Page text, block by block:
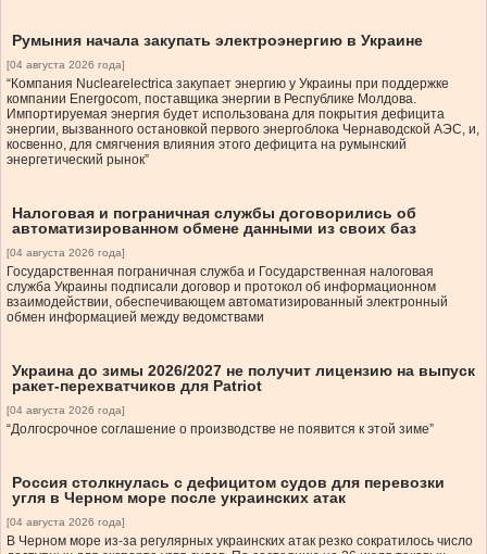
Румыния начала закупать электроэнергию в Украине
[04 августа 2026 года]
“Компания Nuclearelectrica закупает энергию у Украины при поддержке
компании Energocom, поставщика энергии в Республике Молдова.
Импортируемая энергия будет использована для покрытия дефицита
энергии, вызванного остановкой первого энергоблока Чернаводской АЭС, и,
косвенно, для смягчения влияния этого дефицита на румынский
энергетический рынок”
Налоговая и пограничная службы договорились об
автоматизированном обмене данными из своих баз
[04 августа 2026 года]
Государственная пограничная служба и Государственная налоговая
служба Украины подписали договор и протокол об информационном
взаимодействии, обеспечивающем автоматизированный электронный
обмен информацией между ведомствами
Украина до зимы 2026/2027 не получит лицензию на выпуск
ракет-перехватчиков для Patriot
[04 августа 2026 года]
“Долгосрочное соглашение о производстве не появится к этой зиме”
Россия столкнулась с дефицитом судов для перевозки
угля в Черном море после украинских атак
[04 августа 2026 года]
В Черном море из-за регулярных украинских атак резко сократилось число